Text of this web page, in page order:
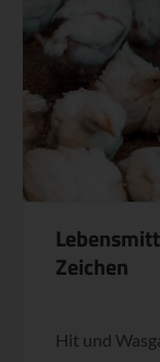
Zeichen
Hit und